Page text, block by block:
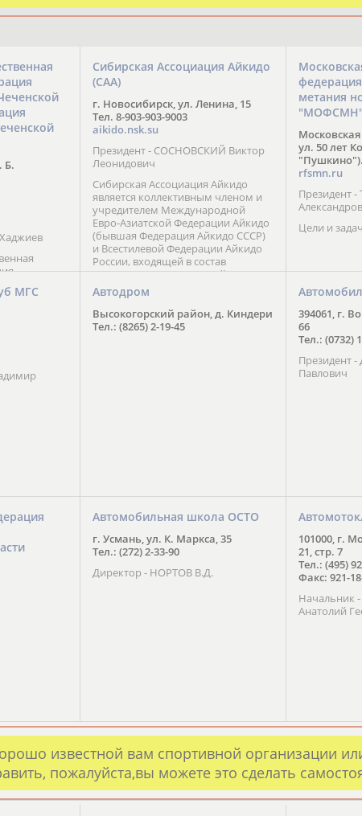
Б.
года.
в
спорта,
регионе и
и
Сибирская Ассоциация Айкидо
(САА)
г. Новосибирск, ул. Ленина, 15
Тел. 8-903-903-9003
aikido.nsk.su
Президент - СОСНОВСКИЙ Виктор
Леонидович
Сибирская Ассоциация Айкидо
является коллективным членом и
учредителем Международной
Евро-Азиатской Федерации Айкидо
(бывшая Федерация Айкидо СССР)
и Всестилевой Федерации Айкидо
России, входящей в состав
Национального Совета Айкидо
России, президентом которого
является С. В. Киреенко
метания
ул. 50 лет
"Пушкино").
rfsmn.ru
Президент
Цели и
МГС
Автодром
Высокогорский район, д. Киндери
Тел.: (8265) 2-19-45
394061, г.
66
Тел.: (0732)
Президент
Павлович
Автомобильная школа ОСТО
г. Усмань, ул. К. Маркса, 35
Тел.: (272) 2-33-90
Директор - НОРТОВ В.Д.
101000, г.
21, стр. 7
Тел.: (495)
Факс: 921-
Анатолий
известной вам спортивной организации
пожалуйста,вы можете это сделать